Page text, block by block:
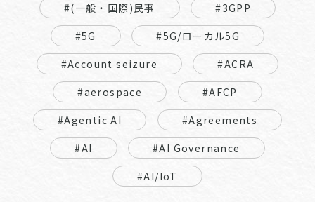
#(一般・国際)民事
#3GPP
#5G
#5G/ローカル5G
#Account seizure
#ACRA
#aerospace
#AFCP
#Agentic AI
#Agreements
#AI
#AI Governance
#AI/IoT